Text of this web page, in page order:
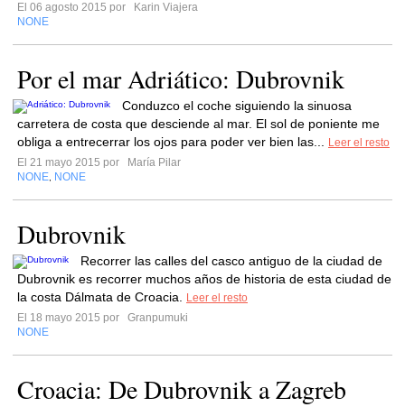
El 06 agosto 2015 por
Karin Viajera
NONE
Por el mar Adriático: Dubrovnik
Conduzco el coche siguiendo la sinuosa
carretera de costa que desciende al mar. El sol de poniente me
obliga a entrecerrar los ojos para poder ver bien las...
Leer el resto
El 21 mayo 2015 por
María Pilar
NONE NONE
Dubrovnik
Recorrer las calles del casco antiguo de la ciudad de
Dubrovnik es recorrer muchos años de historia de esta ciudad de
la costa Dálmata de Croacia.
Leer el resto
El 18 mayo 2015 por
Granpumuki
NONE
Croacia: De Dubrovnik a Zagreb